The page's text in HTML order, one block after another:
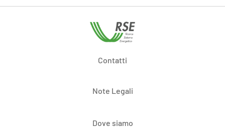
Contatti
Note Legali
Dove siamo